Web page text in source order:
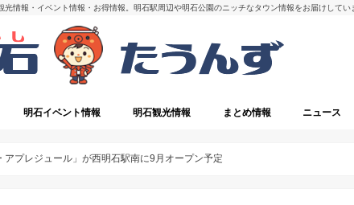
情報・イベント情報・お得情報。明石駅周辺や明石公園のニッチなタウン情報をお届けしてい
明石イベント情報 明石観光情報 まとめ情報 ニュース
アプレジュール」が西明石駅南に9月オープン予定